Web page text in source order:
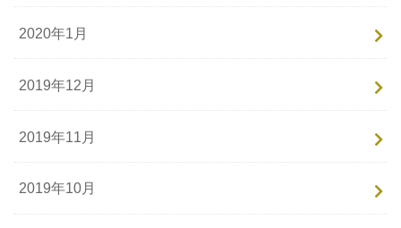
2020年1月
2019年12月
2019年11月
2019年10月